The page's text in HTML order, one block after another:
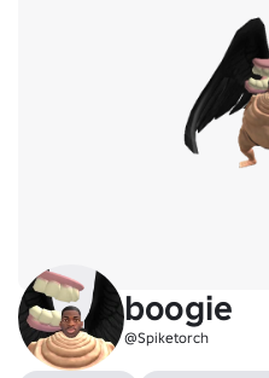
boogie
@Spiketorch